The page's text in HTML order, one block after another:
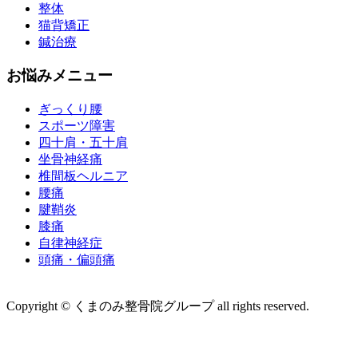
整体
猫背矯正
鍼治療
お悩みメニュー
ぎっくり腰
スポーツ障害
四十肩・五十肩
坐骨神経痛
椎間板ヘルニア
腰痛
腱鞘炎
膝痛
自律神経症
頭痛・偏頭痛
Copyright © くまのみ整骨院グループ all rights reserved.